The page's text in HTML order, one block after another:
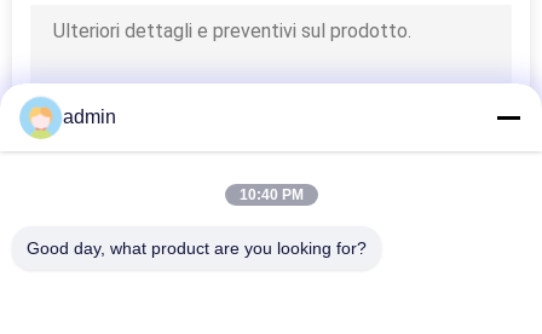
Cavo di EMG
22
admin
10:40 PM
Good day, what product are you looking for?